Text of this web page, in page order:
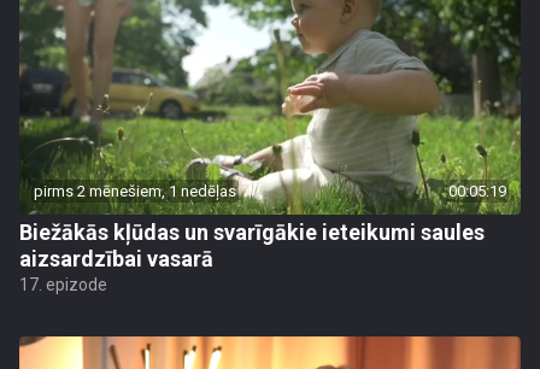
pirms 2 mēnešiem, 1 nedēļas 00:05:19
Biežākās kļūdas un svarīgākie ieteikumi saules
aizsardzībai vasarā
17. epizode